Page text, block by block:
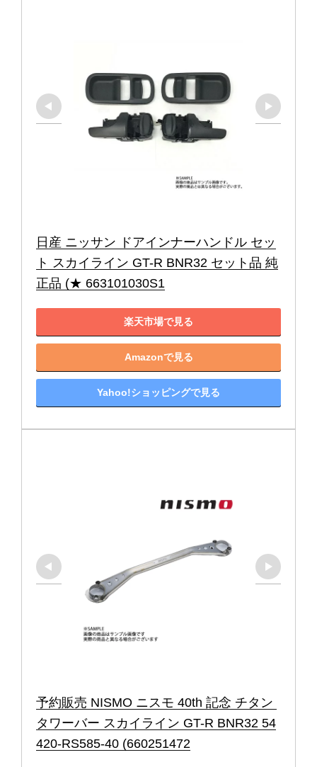
日産 ニッサン ドアインナーハンドル セッ
ト スカイライン GT-R BNR32 セット品 純
正品 (★ 663101030S1
楽天市場で見る
Amazonで見る
Yahoo!ショッピングで見る
予約販売 NISMO ニスモ 40th 記念 チタン
タワーバー スカイライン GT-R BNR32 54
420-RS585-40 (660251472